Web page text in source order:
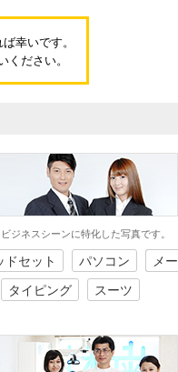
幸いです。
ください。
ジネスシーンに特化した写真です。
ドセット パソコン
メー
タイピング スーツ